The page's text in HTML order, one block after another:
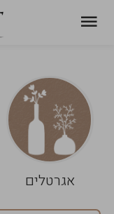
אגרטלים
עגלת
שלך
ניקוי
הסל